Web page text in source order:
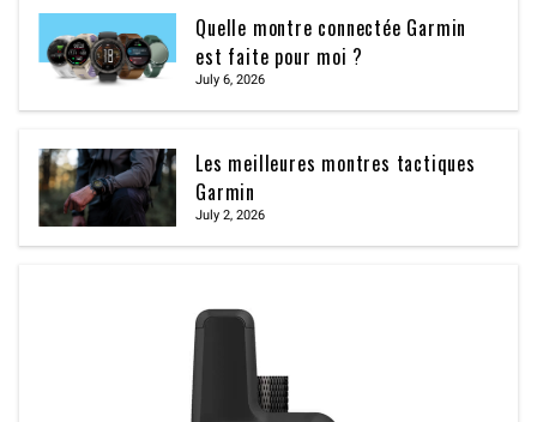
Quelle montre connectée Garmin
est faite pour moi ?
July 6, 2026
Les meilleures montres tactiques
Garmin
July 2, 2026